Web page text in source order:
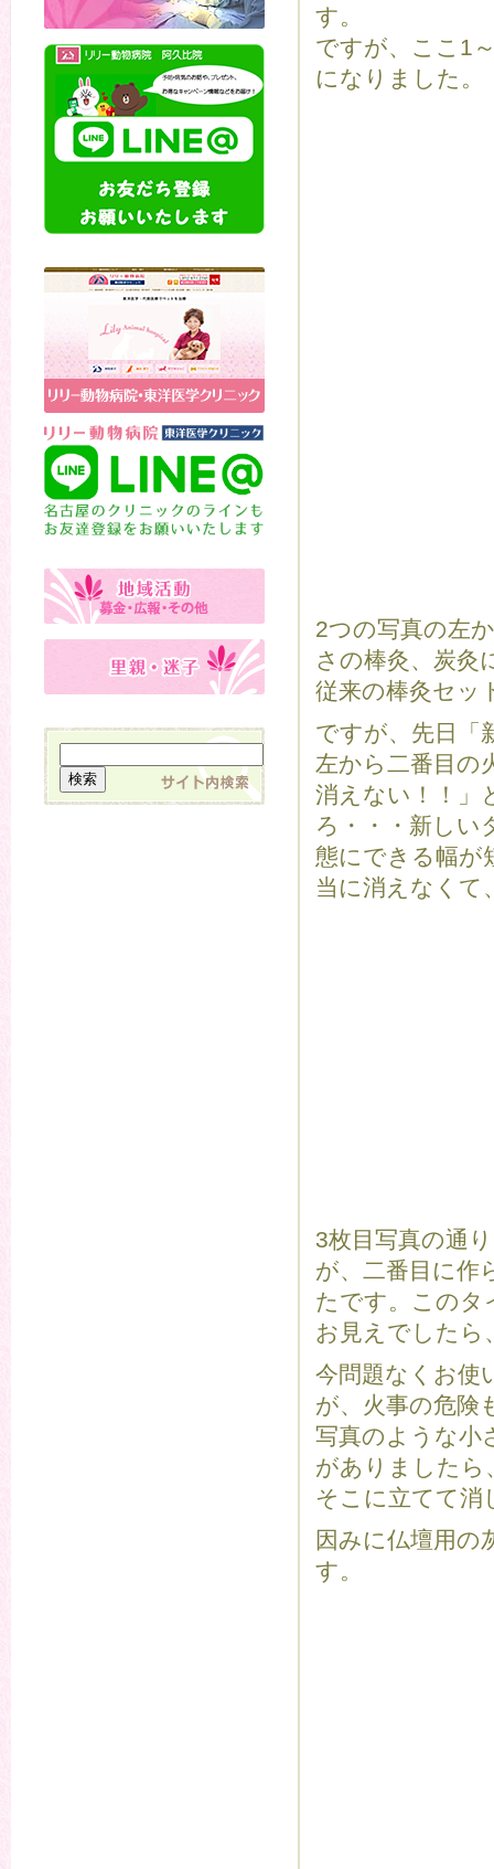
す。
ですが、ここ1
になりました。
2つの写真の左
さの棒灸、炭灸
従来の棒灸セッ
ですが、先日「
左から二番目の
消えない！！」
ろ・・・新しい
態にできる幅が
当に消えなくて
3枚目写真の通
が、二番目に作
たです。このタ
お見えでしたら
今問題なくお使
が、火事の危険
写真のような小
がありましたら
そこに立てて消
因みに仏壇用の
す。